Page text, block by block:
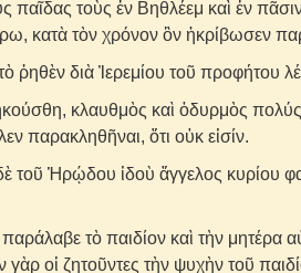
παῖδας τοὺς ἐν Βηθλέεμ καὶ ἐν
κατὰ τὸν χρόνον ὃν ἠκρίβωσεν
ῥηθὲν διὰ Ἰερεμίου τοῦ προφήτου
κλαυθμὸς καὶ ὀδυρμὸς
παρακληθῆναι, ὅτι οὐκ εἰσίν.
τοῦ Ἡρῴδου ἰδοὺ ἄγγελος κυρίου
παράλαβε τὸ παιδίον καὶ τὴν μητέρα
γὰρ οἱ ζητοῦντες τὴν ψυχὴν τοῦ